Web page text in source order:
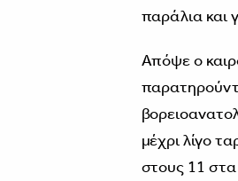
παράλια και
Απόψε ο
μέχρι λίγο
στους 11